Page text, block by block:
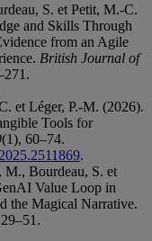
S. et Petit, M.-C.
and Skills Through
from an Agile
British Journal of
et Léger, P.-M. (2026).
Tools for
(1), 60–74.
.
M., Bourdeau, S. et
Value Loop in
the Magical Narrative.